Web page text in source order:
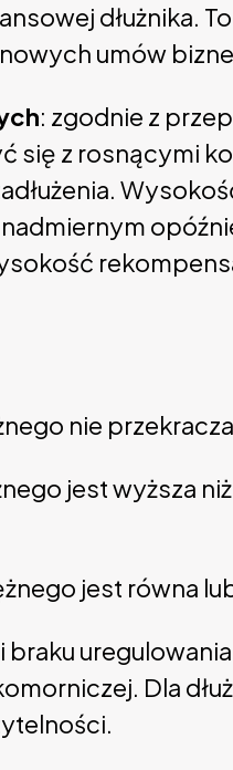
dłużnika.
umów
: zgodnie z
się z rosnącymi
nie
jest wyższa
jest równa
braku
Dla